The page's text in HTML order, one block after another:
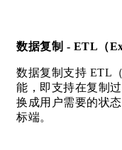
数据复制 - ETL（
数据复制支持 ETL
能，即支持在复制
换成用户需要的状
标端。